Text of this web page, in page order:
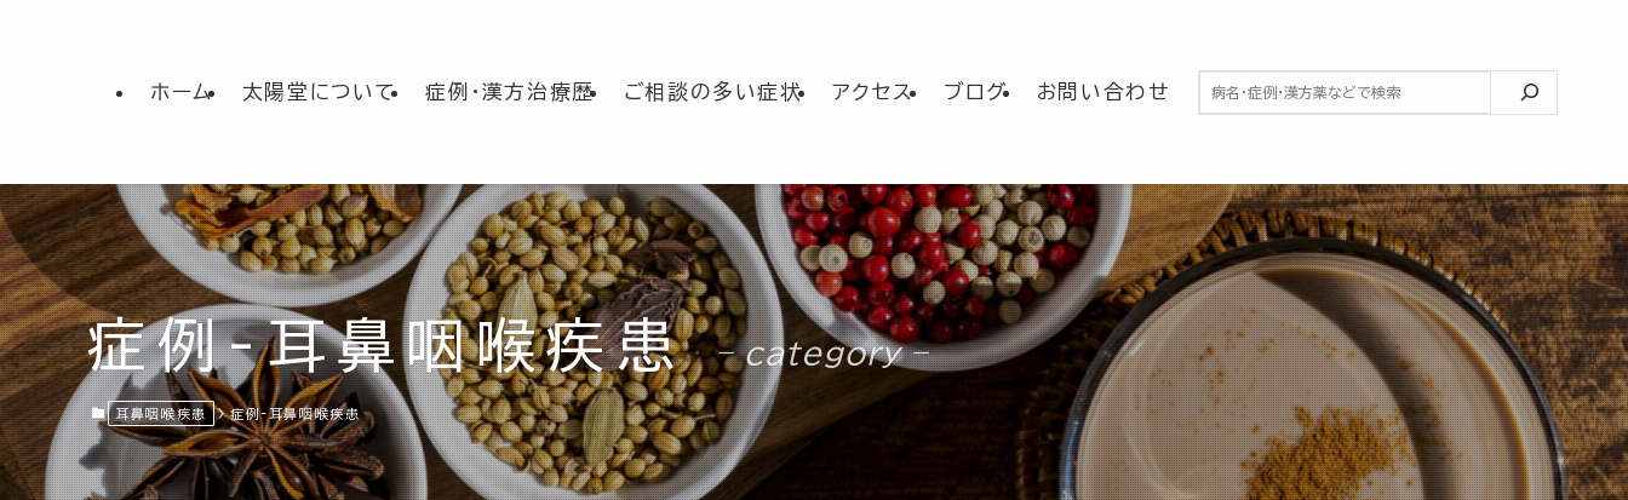
ホーム 太陽堂について 症例・漢方治療歴 ご相談の多い症状 アクセス ブログ お問い合わせ 検索
症例-耳鼻咽喉疾患 – category –
耳鼻咽喉疾患 症例-耳鼻咽喉疾患